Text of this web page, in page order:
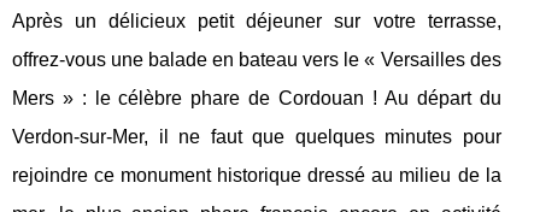
Après un délicieux petit déjeuner sur votre terrasse,
offrez-vous une balade en bateau vers le « Versailles des
Mers » : le célèbre phare de Cordouan ! Au départ du
Verdon-sur-Mer, il ne faut que quelques minutes pour
rejoindre ce monument historique dressé au milieu de la